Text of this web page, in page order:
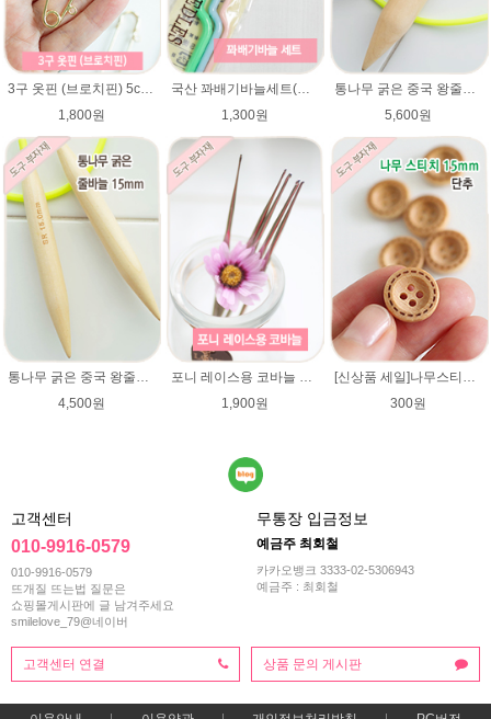
3구 옷핀 (브로치핀) 5cm,7cm 사이즈
1,800원
국산 꽈배기바늘세트(대/중/소) / 활형스타일
1,300원
통나무 굵은 중국 왕줄바늘(25mm)/총길이 82~84cm/루피망고모자뜨기 줄바늘/굵은대바늘/컨트리/컨트리뉴/매직소프트
5,600원
4,500원
1,900원
300원
고객센터
010-9916-0579
010-9916-0579
뜨개질 뜨는법 질문은
쇼핑몰게시판에 글 남겨주세요
smilelove_79@네이버
무통장 입금정보
예금주 최회철
카카오뱅크 3333-02-5306943
예금주 : 최회철
고객센터 연결 상품 문의 게시판